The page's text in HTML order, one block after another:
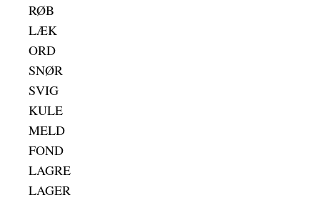
RØB
LÆK
ORD
SNØR
SVIG
KULE
MELD
FOND
LAGRE
LAGER